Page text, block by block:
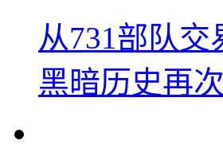
从731部队
黑暗历史再